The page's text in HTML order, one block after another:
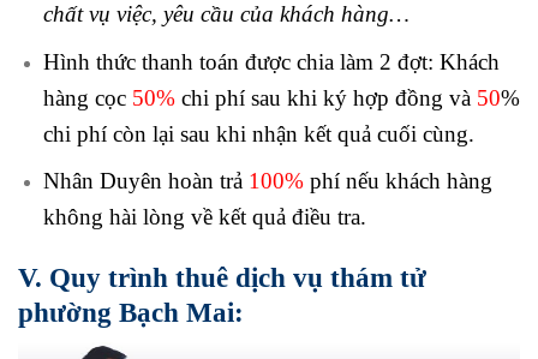
chất vụ việc, yêu cầu của khách hàng…
Hình thức thanh toán được chia làm 2 đợt: Khách
hàng cọc50%chi phí sau khi ký hợp đồng và 50%
chi phí còn lại sau khi nhận kết quả cuối cùng.
Nhân Duyên hoàn trả 100%phí nếu khách hàng
không hài lòng về kết quả điều tra.
V. Quy trình thuê dịch vụ thám tử
phường Bạch Mai: